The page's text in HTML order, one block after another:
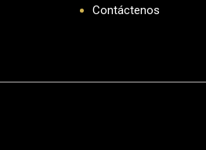
Contáctenos